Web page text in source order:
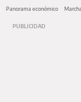
Panorama económico